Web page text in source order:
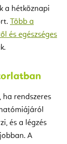
a hétköznapi
Több a
és egészséges
ha rendszeres
és a légzés
A